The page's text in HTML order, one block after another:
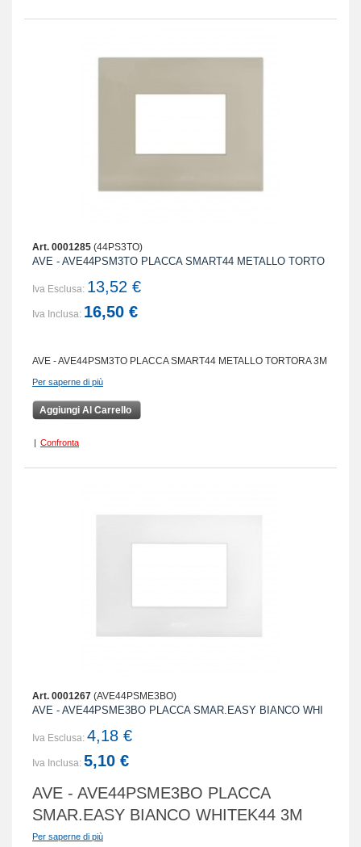
Art. 0001285 (44PS3TO)
AVE - AVE44PSM3TO PLACCA SMART44 METALLO TORTO
Iva Esclusa: 13,52 €
Iva Inclusa: 16,50 €
AVE - AVE44PSM3TO PLACCA SMART44 METALLO TORTORA 3M
Per saperne di più
Aggiungi Al Carrello
| Confronta
Art. 0001267 (AVE44PSME3BO)
AVE - AVE44PSME3BO PLACCA SMAR.EASY BIANCO WHI
Iva Esclusa: 4,18 €
Iva Inclusa: 5,10 €
AVE - AVE44PSME3BO PLACCA
SMAR.EASY BIANCO WHITEK44 3M
Per saperne di più